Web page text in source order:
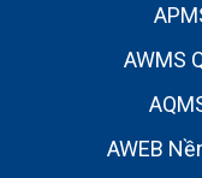
AWMS
AWEB